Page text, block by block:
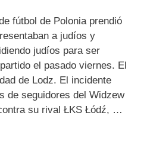
fútbol de Polonia prendió
a judíos y
judíos para ser
el pasado viernes. El
de Lodz. El incidente
de seguidores del Widzew
su rival ŁKS Łódź, …